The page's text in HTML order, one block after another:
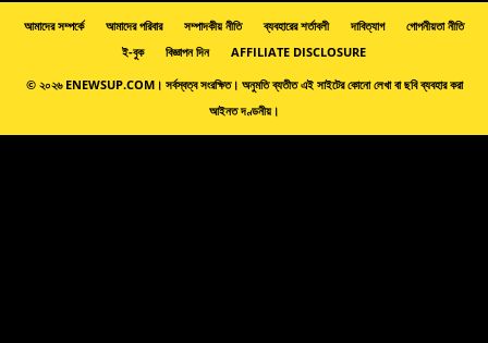
আমাদের সম্পর্কে আমাদের পরিবার সম্পাদকীয় নীতি ব্যবহারের শর্তাবলী দাবিত্যাগ
গোপনীয়তা নীতি
ই-বুক
বিজ্ঞাপন দিন
AFFILIATE DISCLOSURE
© ২০২৬ ENEWSUP.COM। সর্বস্বত্ব সংরক্ষিত। অনুমতি ব্যতীত এই সাইটের কোনো লেখা বা ছবি ব্যবহার করা
আইনত দণ্ডনীয়।